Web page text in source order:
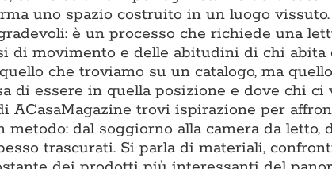
uno spazio costruito in un luogo
è un processo che richiede una
di movimento e delle abitudini di chi abita
che troviamo su un catalogo, ma
di essere in quella posizione e dove chi ci
ACasaMagazine trovi ispirazione per
dal soggiorno alla camera da letto,
trascurati. Si parla di materiali,